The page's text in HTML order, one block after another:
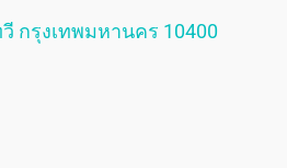
กรุงเทพมหานคร 10400